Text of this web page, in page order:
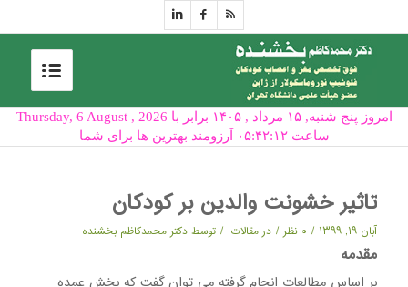
امروز پنج شنبه, ۱۵ مرداد , ۱۴۰۵ برابر با Thursday, 6 August , 2026
ساعت ۰۵:۴۲:۱۲ آرزومند بهترین ها برای شما
تاثیر خشونت والدین بر کودکان
آبان ۱۹, ۱۳۹۹ / ۰ نظر / درمقالات / توسط دکتر محمدکاظم بخشنده
مقدمه